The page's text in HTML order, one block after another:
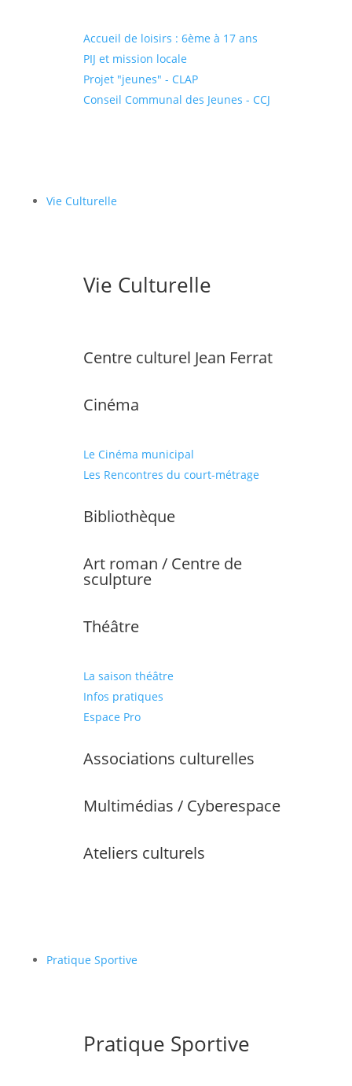
Accueil de loisirs : 6ème à 17 ans
PIJ et mission locale
Projet "jeunes" - CLAP
Conseil Communal des Jeunes - CCJ
Vie Culturelle
Vie Culturelle
Centre culturel Jean Ferrat
Cinéma
Le Cinéma municipal
Les Rencontres du court-métrage
Bibliothèque
Art roman / Centre de
sculpture
Théâtre
La saison théâtre
Infos pratiques
Espace Pro
Associations culturelles
Multimédias / Cyberespace
Ateliers culturels
Pratique Sportive
Pratique Sportive